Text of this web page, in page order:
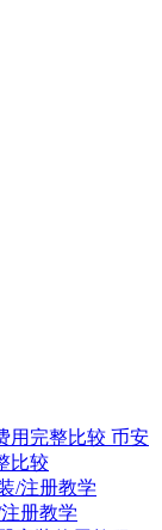
币安
比较
册教学